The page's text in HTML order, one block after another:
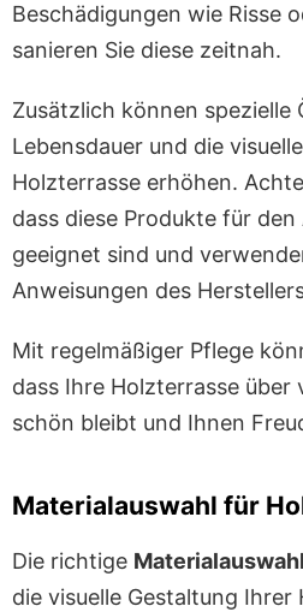
Beschädigungen wie Risse
sanieren Sie diese zeitnah.
Zusätzlich können spezielle
Lebensdauer und die
Holzterrasse erhöhen.
dass diese Produkte für den
geeignet sind und
Anweisungen des
Mit regelmäßiger Pflege
dass Ihre Holzterrasse über
schön bleibt und Ihnen
Materialauswahl für
Die richtige Materialauswahl
die visuelle Gestaltung Ihrer